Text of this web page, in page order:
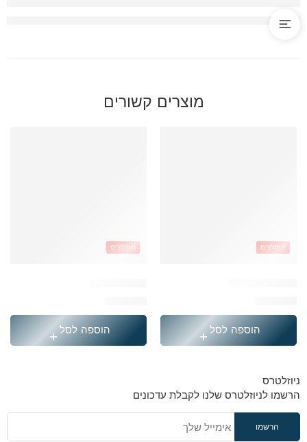
מוצרים קשורים
מומלצים
הוספה לסל
מומלצים
הוספה לסל
ניוזלטרס
הרשמו לניוזלטרס שלנו לקבלת עדכונים